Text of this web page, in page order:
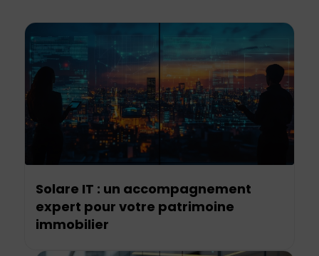
Solare IT : un accompagnement
expert pour votre patrimoine
immobilier